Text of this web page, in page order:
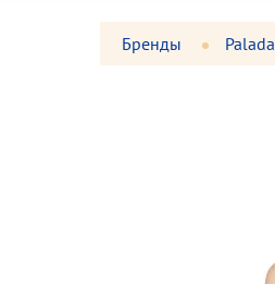
Бренды Palada